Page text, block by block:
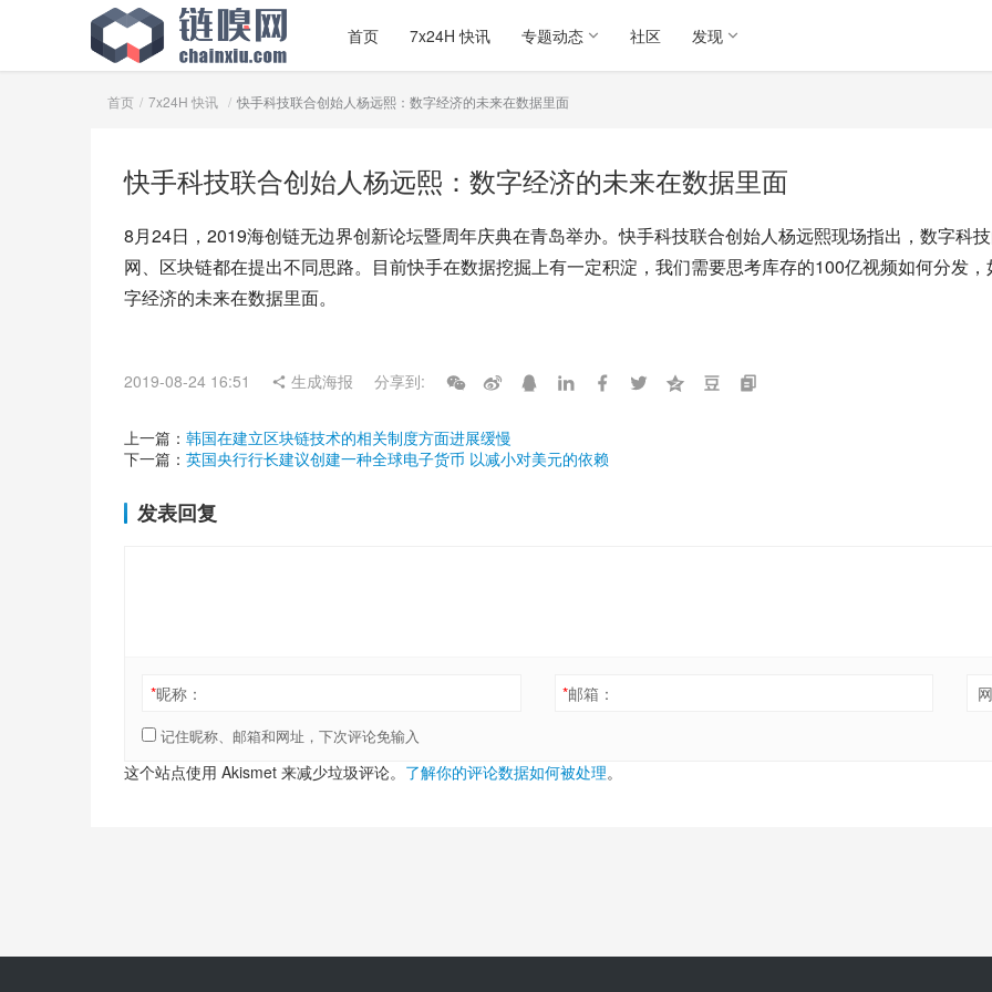
首页 7x24H 快讯 专题动态 社区 发现
首页 7x24H 快讯 快手科技联合创始人杨远熙：数字经济的未来在数据里面
快手科技联合创始人杨远熙：数字经济的未来在数据里面
8月24日，2019海创链无边界创新论坛暨周年庆典在青岛举办。快手科技联合创始人杨远熙现场指出，数字科
网、区块链都在提出不同思路。目前快手在数据挖掘上有一定积淀，我们需要思考库存的100亿视频如何分发
字经济的未来在数据里面。
2019-08-24 16:51 生成海报 分享到:
上一篇： 韩国在建立区块链技术的相关制度方面进展缓慢
下一篇： 英国央行行长建议创建一种全球电子货币 以减小对美元的依赖
发表回复
*昵称： *邮箱：
记住昵称、邮箱和网址，下次评论免输入
这个站点使用 Akismet 来减少垃圾评论。 了解你的评论数据如何被处理。